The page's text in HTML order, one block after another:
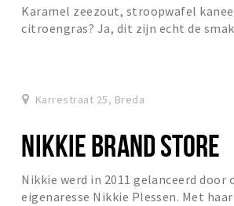
Karamel zeezout, stroopwafel
citroengras? Ja, dit zijn echt de
Karrestraat 25, Breda
NIKKIE BRAND STORE
Nikkie werd in 2011 gelanceerd door
eigenaresse Nikkie Plessen. Met